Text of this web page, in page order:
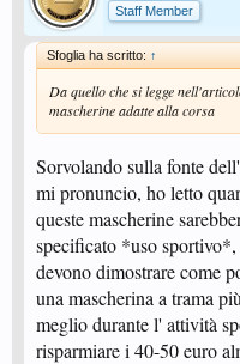
Staff Member
Sfoglia ha scritto: ↑
Da quello che si legge
mascherine adatte alla corsa
Sorvolando sulla fonte
mi pronuncio, ho letto
queste mascherine
specificato *uso
devono dimostrare come
una mascherina a trama
meglio durante l' attività
risparmiare i 40-50 euro